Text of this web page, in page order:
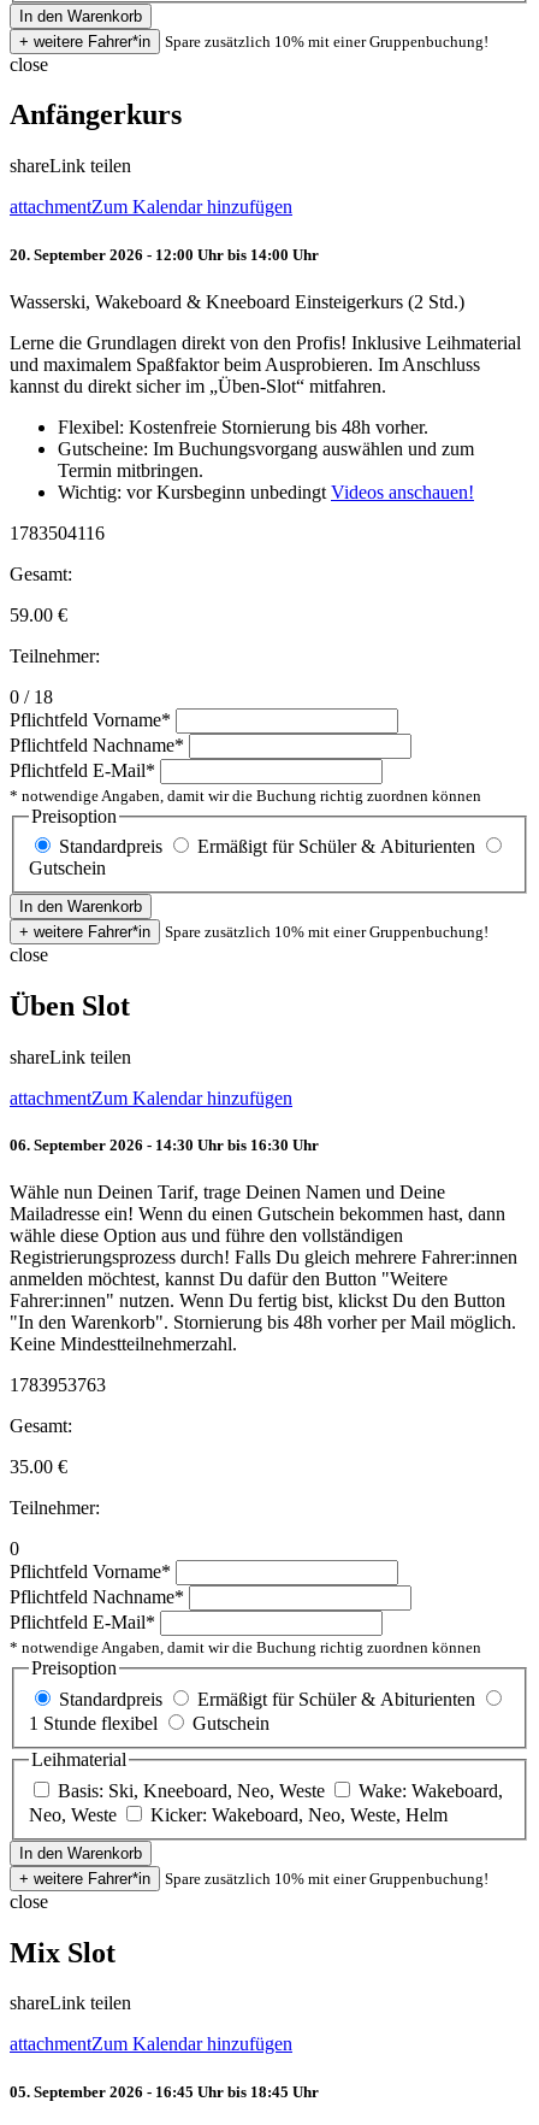
Spare zusätzlich 10% mit einer Gruppenbuchung!
close
Anfängerkurs
shareLink teilen
attachmentZum Kalendar hinzufügen
20. September 2026 - 12:00 Uhr bis 14:00 Uhr
Wasserski, Wakeboard & Kneeboard Einsteigerkurs (2 Std.)
Lerne die Grundlagen direkt von den Profis! Inklusive Leihmaterial
und maximalem Spaßfaktor beim Ausprobieren. Im Anschluss
kannst du direkt sicher im „Üben-Slot“ mitfahren.
Flexibel: Kostenfreie Stornierung bis 48h vorher.
Gutscheine: Im Buchungsvorgang auswählen und zum
Termin mitbringen.
Wichtig: vor Kursbeginn unbedingt Videos anschauen!
1783504116
Gesamt:
59.00 €
Teilnehmer:
0 / 18
Pflichtfeld Vorname*
Pflichtfeld Nachname*
Pflichtfeld E-Mail*
* notwendige Angaben, damit wir die Buchung richtig zuordnen können
Preisoption
Standardpreis
Ermäßigt für Schüler & Abiturienten
Gutschein
Spare zusätzlich 10% mit einer Gruppenbuchung!
close
Üben Slot
shareLink teilen
attachmentZum Kalendar hinzufügen
06. September 2026 - 14:30 Uhr bis 16:30 Uhr
Wähle nun Deinen Tarif, trage Deinen Namen und Deine
Mailadresse ein! Wenn du einen Gutschein bekommen hast, dann
wähle diese Option aus und führe den vollständigen
Registrierungsprozess durch! Falls Du gleich mehrere Fahrer:innen
anmelden möchtest, kannst Du dafür den Button "Weitere
Fahrer:innen" nutzen. Wenn Du fertig bist, klickst Du den Button
"In den Warenkorb". Stornierung bis 48h vorher per Mail möglich.
Keine Mindestteilnehmerzahl.
1783953763
Gesamt:
35.00 €
Teilnehmer:
0
Pflichtfeld Vorname*
Pflichtfeld Nachname*
Pflichtfeld E-Mail*
* notwendige Angaben, damit wir die Buchung richtig zuordnen können
Preisoption
Standardpreis
Ermäßigt für Schüler & Abiturienten
1 Stunde flexibel
Gutschein
Leihmaterial
Basis: Ski, Kneeboard, Neo, Weste
Wake: Wakeboard,
Neo, Weste
Kicker: Wakeboard, Neo, Weste, Helm
Spare zusätzlich 10% mit einer Gruppenbuchung!
close
Mix Slot
shareLink teilen
attachmentZum Kalendar hinzufügen
05. September 2026 - 16:45 Uhr bis 18:45 Uhr